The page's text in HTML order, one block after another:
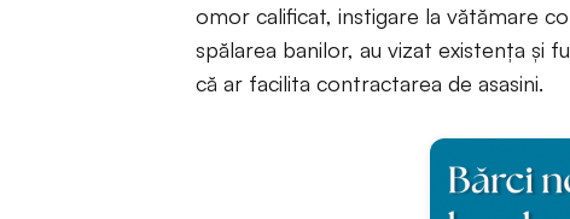
omor calificat, instigare la vătămare
spălarea banilor, au vizat existența și
că ar facilita contractarea de asasini.